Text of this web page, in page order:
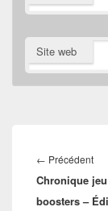
Site web
de
l’article
← Précédent
Chronique
boosters –